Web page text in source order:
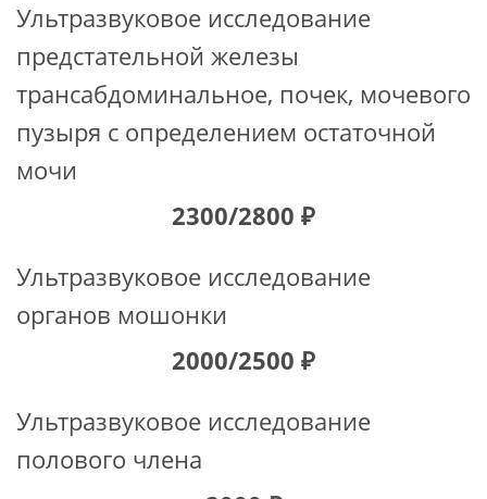
Ультразвуковое исследование
предстательной железы
трансабдоминальное, почек, мочевого
пузыря с определением остаточной
мочи
2300/2800 ₽
Ультразвуковое исследование
органов мошонки
2000/2500 ₽
Ультразвуковое исследование
полового члена